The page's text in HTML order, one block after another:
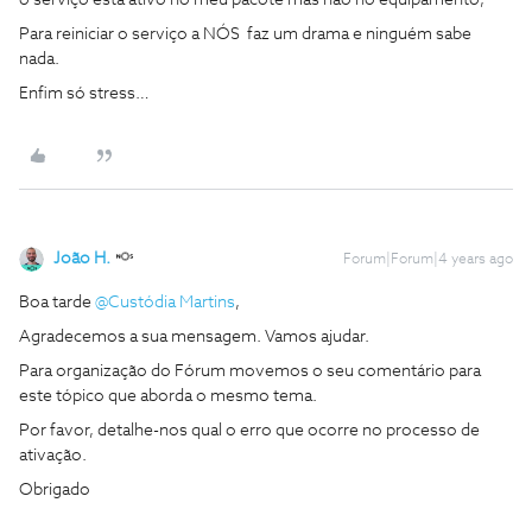
Para reiniciar o serviço a NÓS faz um drama e ninguém sabe
nada.
Enfim só stress…
João H. Forum|Forum|4 years ago
Boa tarde @Custódia Martins,
Agradecemos a sua mensagem. Vamos ajudar.
Para organização do Fórum movemos o seu comentário para
este tópico que aborda o mesmo tema.
Por favor, detalhe-nos qual o erro que ocorre no processo de
ativação.
Obrigado